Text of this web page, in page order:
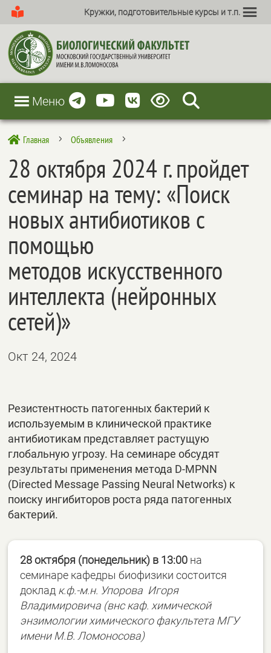
Кружки, подготовительные курсы и т.п.
Меню
 Главная 5 Объявления 5
28 октября 2024 г. пройдет
семинар на тему: «Поиск
новых антибиотиков с
помощью
методов искусственного
интеллекта (нейронных
сетей)»
Окт 24, 2024
Резистентность патогенных бактерий к
используемым в клинической практике
антибиотикам представляет растущую
глобальную угрозу. На семинаре обсудят
результаты применения метода D-MPNN
(Directed Message Passing Neural Networks) к
поиску ингибиторов роста ряда патогенных
бактерий.
28 октября (понедельник) в 13:00 на
семинаре кафедры биофизики состоится
доклад к.ф.-м.н. Упорова Игоря
Владимировича (внс каф. химической
энзимологии химического факультета МГУ
имени М.В. Ломоносова)